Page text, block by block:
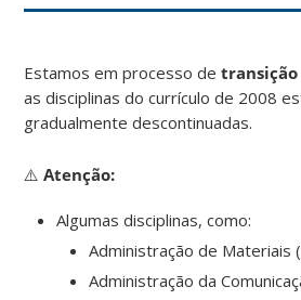
Estamos em processo de
as disciplinas do currículo de 2008
gradualmente descontinuadas.
⚠️Atenção:
Algumas disciplinas, como:
Administração de Materiais
Administração da